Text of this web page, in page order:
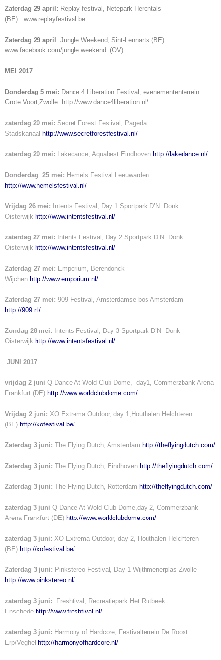
Zaterdag 29 april: Replay festival, Netepark Herentals
(BE) www.replayfestival.be
Zaterdag 29 april
Jungle Weekend, Sint-Lennarts (BE)
www.facebook.com/jungle.weekend (OV)
MEI 2017
Donderdag 5 mei: Dance 4 Liberation Festival, evenemententerrein
Grote Voort,Zwolle
http://www.dance4liberation.nl/
zaterdag 20 mei: Secret Forest Festival, Pagedal
Stadskanaal http://www.secretforestfestival.nl/
zaterdag 20 mei: Lakedance, Aquabest Eindhoven http://lakedance.nl/
Donderdag 25 mei: Hemels Festival Leeuwarden
http://www.hemelsfestival.nl/
Vrijdag 26 mei: Intents Festival, Day 1 Sportpark D’N Donk
Oisterwijk http://www.intentsfestival.nl/
zaterdag 27 mei: Intents Festival, Day 2 Sportpark D’N Donk
Oisterwijk http://www.intentsfestival.nl/
Zaterdag 27 mei: Emporium, Berendonck
Wijchen http://www.emporium.nl/
Zaterdag 27 mei: 909 Festival, Amsterdamse bos Amsterdam
http://909.nl/
Zondag 28 mei: Intents Festival, Day 3 Sportpark D’N Donk
Oisterwijk http://www.intentsfestival.nl/
JUNI 2017
vrijdag 2 juni Q-Dance At Wold Club Dome, day1, Commerzbank Arena
Frankfurt (DE) http://www.worldclubdome.com/
Vrijdag 2 juni: XO Extrema Outdoor, day 1,Houthalen Helchteren
(BE) http://xofestival.be/
Zaterdag 3 juni: The Flying Dutch, Amsterdam http://theflyingdutch.com/
Zaterdag 3 juni: The Flying Dutch, Eindhoven http://theflyingdutch.com/
Zaterdag 3 juni: The Flying Dutch, Rotterdam http://theflyingdutch.com/
zaterdag 3 juni Q-Dance At Wold Club Dome,day 2, Commerzbank
Arena Frankfurt (DE) http://www.worldclubdome.com/
zaterdag 3 juni: XO Extrema Outdoor, day 2, Houthalen Helchteren
(BE) http://xofestival.be/
Zaterdag 3 juni: Pinkstereo Festival, Day 1 Wijthmenerplas Zwolle
http://www.pinkstereo.nl/
zaterdag 3 juni:
Freshtival, Recreatiepark Het Rutbeek
Enschede http://www.freshtival.nl/
zaterdag 3 juni: Harmony of Hardcore, Festivalterrein De Roost
Erp/Veghel http://harmonyofhardcore.nl/